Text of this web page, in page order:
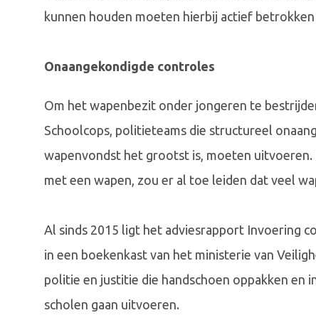
kunnen houden moeten hierbij actief
Onaangekondigde controles
Om het wapenbezit onder jongeren te
Schoolcops, politieteams die structureel
wapenvondst het grootst is, moeten
met een wapen, zou er al toe leiden dat veel
Al sinds 2015 ligt het adviesrapport Invoering
in een boekenkast van het ministerie van
politie en justitie die handschoen oppakken en
scholen gaan uitvoeren.